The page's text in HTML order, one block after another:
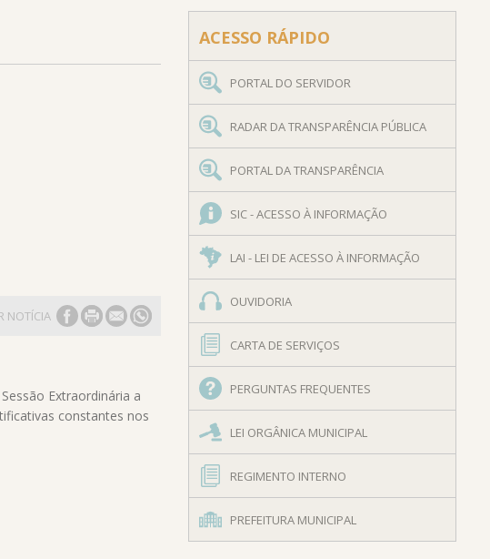
NOTÍCIA
Extraordinária a
constantes nos
ACESSO RÁPIDO
PORTAL DO SERVIDOR
RADAR DA TRANSPARÊNCIA PÚBLICA
PORTAL DA TRANSPARÊNCIA
SIC - ACESSO À INFORMAÇÃO
LAI - LEI DE ACESSO À INFORMAÇÃO
OUVIDORIA
CARTA DE SERVIÇOS
PERGUNTAS FREQUENTES
LEI ORGÂNICA MUNICIPAL
REGIMENTO INTERNO
PREFEITURA MUNICIPAL